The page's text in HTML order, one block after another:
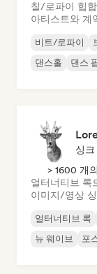
칠/로파이 힙합
아티스트와 계
비트/로파이
댄스홀
댄스
싱
> 1600 개
얼터너티브 록
이미지/영상
얼터너티브 록
뉴 웨이브
포